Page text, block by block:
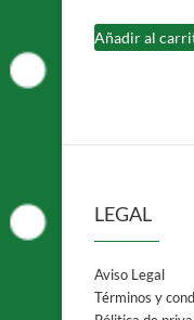
Añadir al
LEGAL
Aviso Legal
Términos y